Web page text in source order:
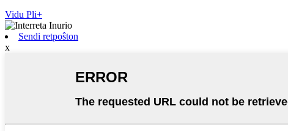
Vidu Pli+
Sendi retpoŝton
x